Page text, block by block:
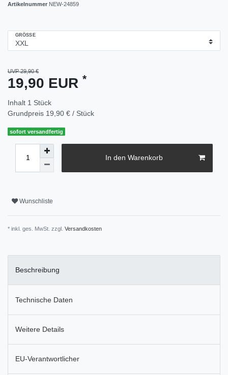
Artikelnummer NEW-24859
GRÖSSE
UVP 29,90 €
19,90 EUR *
Inhalt 1 Stück
Grundpreis 19,90 € / Stück
sofort versandfertig
In den Warenkorb
Wunschliste
* inkl. ges. MwSt. zzgl. Versandkosten
Beschreibung
Technische Daten
Weitere Details
EU-Verantwortlicher